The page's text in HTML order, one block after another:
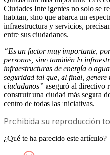
Ciudades Inteligentes no solo se
habitan, sino que abarca un
infraestructura y servicios,
entre sus ciudadanos.
“Es un factor muy importante,
personas, sino también la
infraestructuras de energía o
seguridad tal que, al final,
ciudadanos” aseguró al directivo
construir una ciudad más segura
centro de todas las iniciativas.
Prohibida su reproducción
¿Qué te ha parecido este artículo?